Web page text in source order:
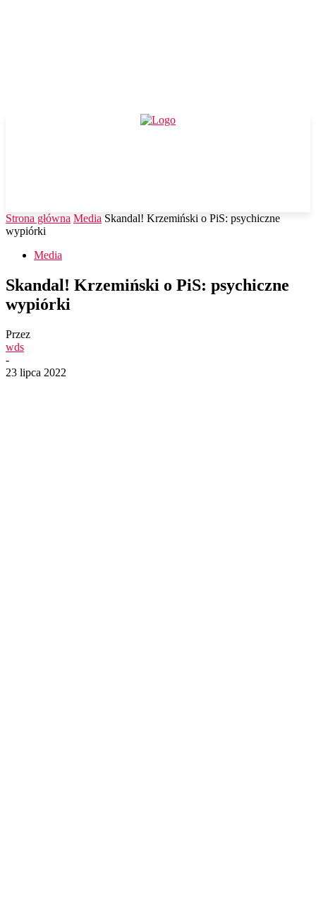
Strona główna Media Skandal! Krzemiński o PiS: psychiczne
wypiórki
Media
Skandal! Krzemiński o PiS: psychiczne
wypiórki
Przez
wds
-
23 lipca 2022